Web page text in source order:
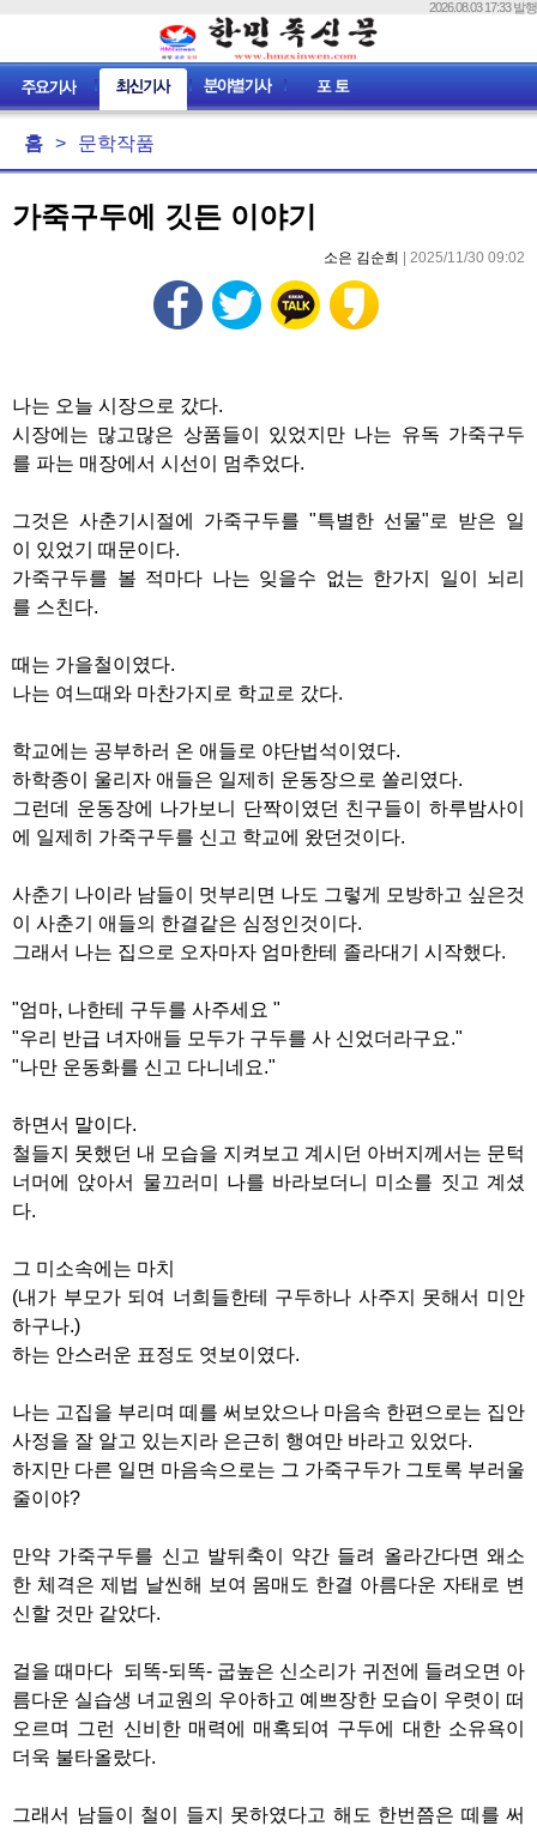
2026.08.03 17:33 발행
홈 > 문학작품
가죽구두에 깃든 이야기
소은 김순희 | 2025/11/30 09:02
나는 오늘 시장으로 갔다.
시장에는 많고많은 상품들이 있었지만 나는 유독 가죽구두
를 파는 매장에서 시선이 멈추었다.
그것은 사춘기시절에 가죽구두를 "특별한 선물"로 받은 일
이 있었기 때문이다.
가죽구두를 볼 적마다 나는 잊을수 없는 한가지 일이 뇌리
를 스친다.
때는 가을철이였다.
나는 여느때와 마찬가지로 학교로 갔다.
학교에는 공부하러 온 애들로 야단법석이였다.
하학종이 울리자 애들은 일제히 운동장으로 쏠리였다.
그런데 운동장에 나가보니 단짝이였던 친구들이 하루밤사이
에 일제히 가죽구두를 신고 학교에 왔던것이다.
사춘기 나이라 남들이 멋부리면 나도 그렇게 모방하고 싶은것
이 사춘기 애들의 한결같은 심정인것이다.
그래서 나는 집으로 오자마자 엄마한테 졸라대기 시작했다.
"엄마, 나한테 구두를 사주세요 "
"우리 반급 녀자애들 모두가 구두를 사 신었더라구요."
"나만 운동화를 신고 다니네요."
하면서 말이다.
철들지 못했던 내 모습을 지켜보고 계시던 아버지께서는 문턱
너머에 앉아서 물끄러미 나를 바라보더니 미소를 짓고 계셨
다.
그 미소속에는 마치
(내가 부모가 되여 너희들한테 구두하나 사주지 못해서 미안
하구나.)
하는 안스러운 표정도 엿보이였다.
나는 고집을 부리며 떼를 써보았으나 마음속 한편으로는 집안
사정을 잘 알고 있는지라 은근히 행여만 바라고 있었다.
하지만 다른 일면 마음속으로는 그 가죽구두가 그토록 부러울
줄이야?
만약 가죽구두를 신고 발뒤축이 약간 들려 올라간다면 왜소
한 체격은 제법 날씬해 보여 몸매도 한결 아름다운 자태로 변
신할 것만 같았다.
걸을 때마다 되똑-되똑- 굽높은 신소리가 귀전에 들려오면 아
름다운 실습생 녀교원의 우아하고 예쁘장한 모습이 우렷이 떠
오르며 그런 신비한 매력에 매혹되여 구두에 대한 소유욕이
더욱 불타올랐다.
그래서 남들이 철이 들지 못하였다고 해도 한번쯤은 떼를 써